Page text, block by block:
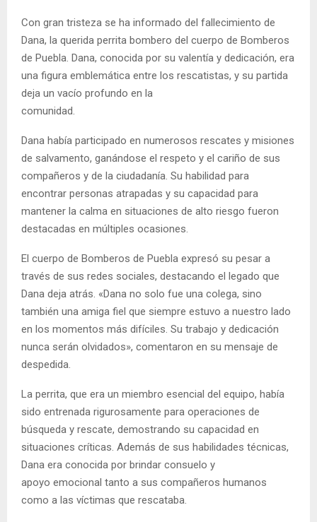
Con gran tristeza se ha informado del fallecimiento de
Dana, la querida perrita bombero del cuerpo de Bomberos
de Puebla. Dana, conocida por su valentía y dedicación, era
una figura emblemática entre los rescatistas, y su partida
deja un vacío profundo en la
comunidad.
Dana había participado en numerosos rescates y misiones
de salvamento, ganándose el respeto y el cariño de sus
compañeros y de la ciudadanía. Su habilidad para
encontrar personas atrapadas y su capacidad para
mantener la calma en situaciones de alto riesgo fueron
destacadas en múltiples ocasiones.
El cuerpo de Bomberos de Puebla expresó su pesar a
través de sus redes sociales, destacando el legado que
Dana deja atrás. «Dana no solo fue una colega, sino
también una amiga fiel que siempre estuvo a nuestro lado
en los momentos más difíciles. Su trabajo y dedicación
nunca serán olvidados», comentaron en su mensaje de
despedida.
La perrita, que era un miembro esencial del equipo, había
sido entrenada rigurosamente para operaciones de
búsqueda y rescate, demostrando su capacidad en
situaciones críticas. Además de sus habilidades técnicas,
Dana era conocida por brindar consuelo y
apoyo emocional tanto a sus compañeros humanos
como a las víctimas que rescataba.